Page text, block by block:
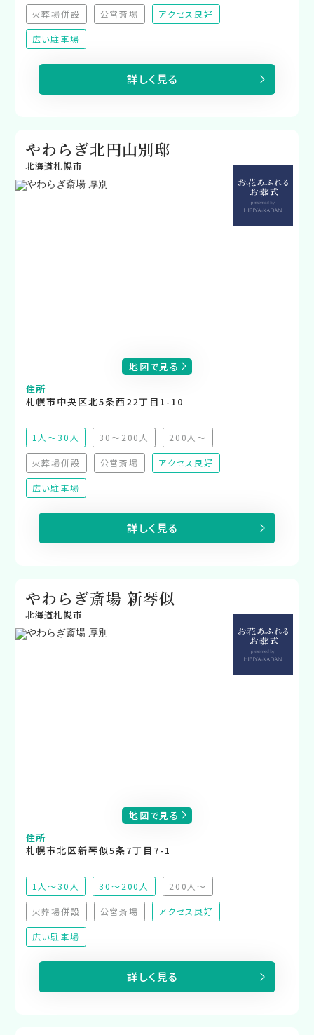
火葬場併設
（非対応）
公営斎場
（非対応）
アクセス良好
広い駐車場
詳しく見る
やわらぎ北円山別邸
北海道札幌市
地図で見る
住所
札幌市中央区北5条西22丁目1-10
1人～30人
30～200人
（非推奨）
200人～
（非推奨）
火葬場併設
（非対応）
公営斎場
（非対応）
アクセス良好
広い駐車場
詳しく見る
やわらぎ斎場 新琴似
北海道札幌市
地図で見る
住所
札幌市北区新琴似5条7丁目7-1
1人～30人 30～200人
200人～
（非推奨）
火葬場併設
（非対応）
公営斎場
（非対応）
アクセス良好
広い駐車場
詳しく見る